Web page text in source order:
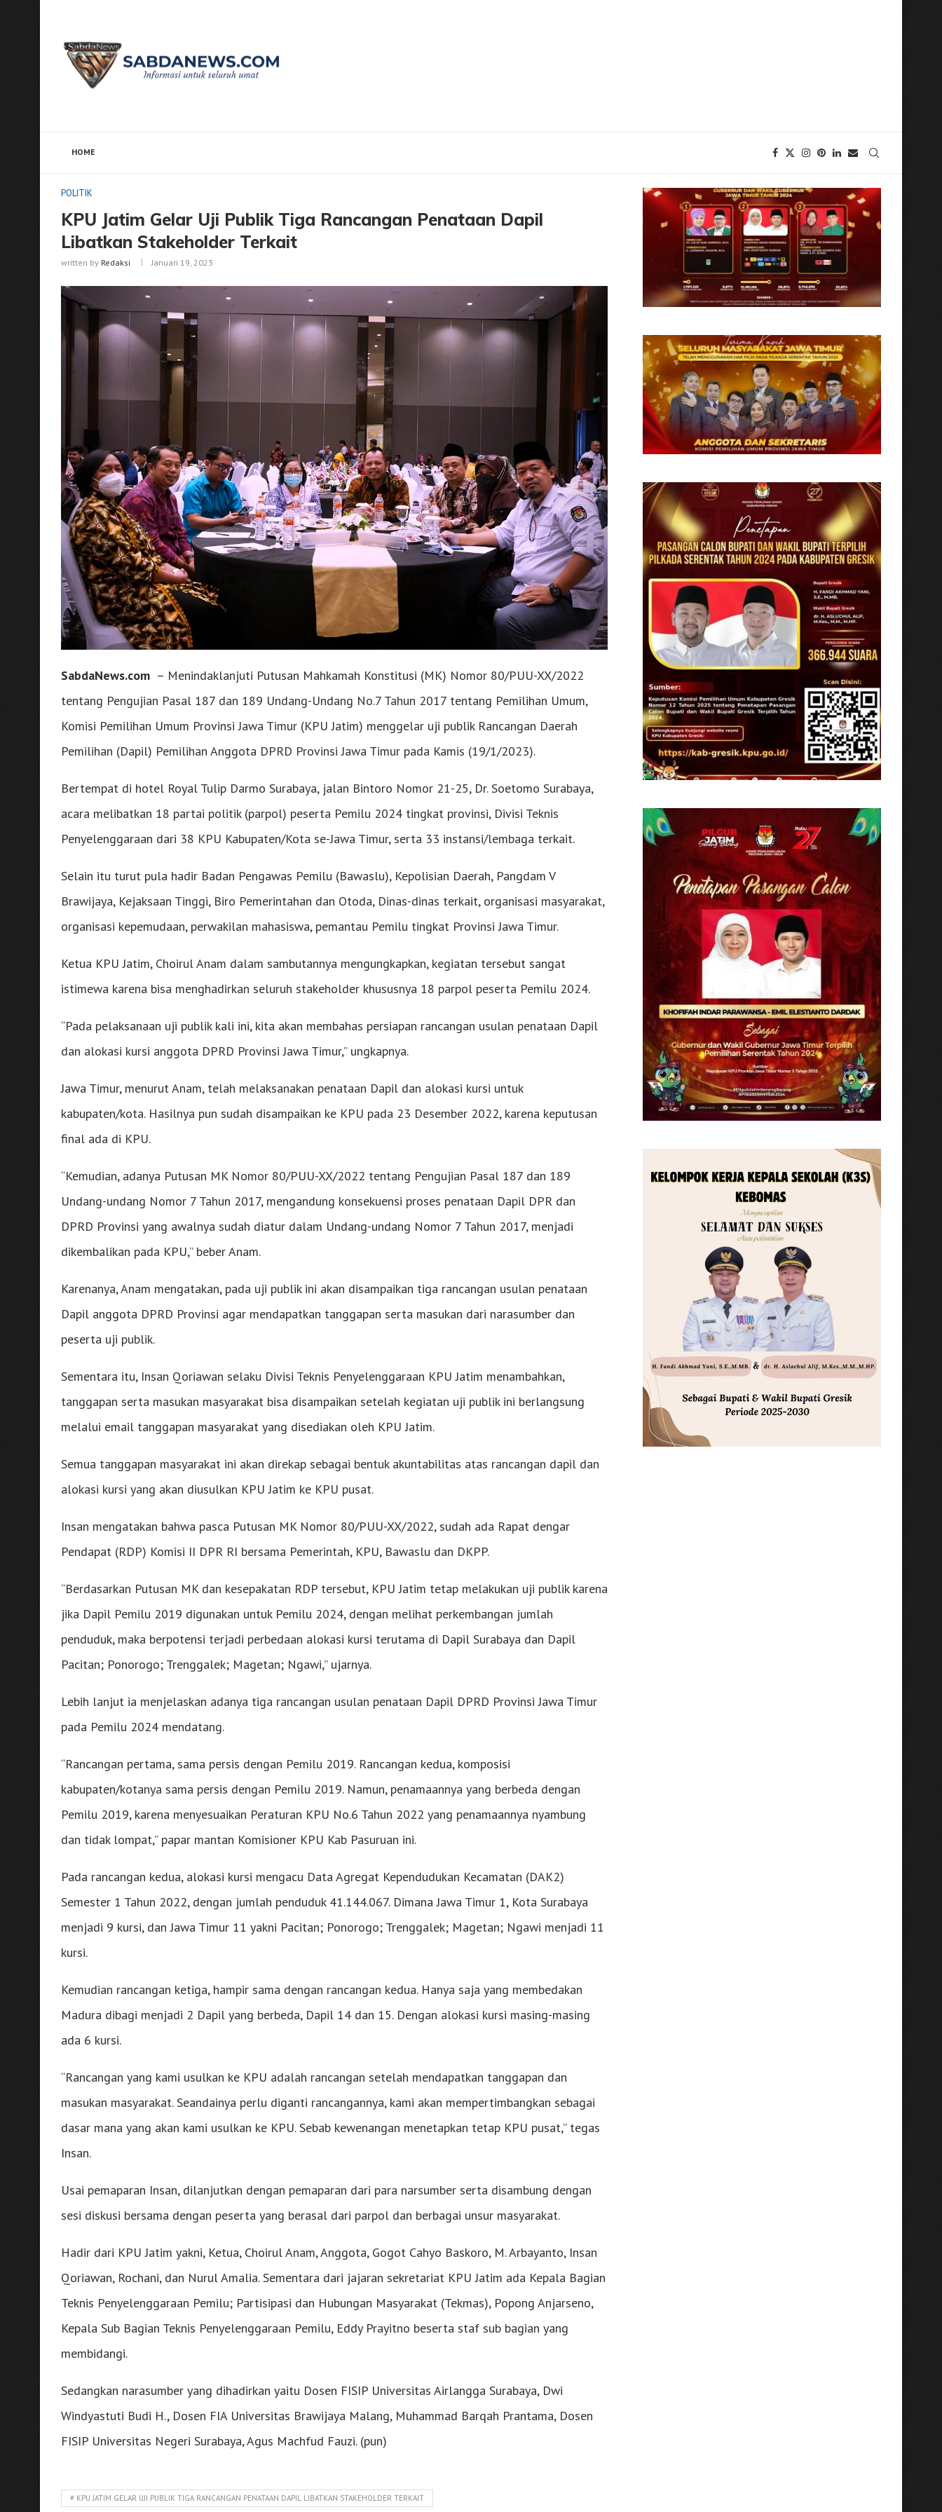
HOME
POLITIK
KPU Jatim Gelar Uji Publik Tiga Rancangan Penataan Dapil
Libatkan Stakeholder Terkait
written by Redaksi Januari 19, 2023
SabdaNews.com – Menindaklanjuti Putusan Mahkamah Konstitusi (MK) Nomor 80/PUU-XX/2022
tentang Pengujian Pasal 187 dan 189 Undang-Undang No.7 Tahun 2017 tentang Pemilihan Umum,
Komisi Pemilihan Umum Provinsi Jawa Timur (KPU Jatim) menggelar uji publik Rancangan Daerah
Pemilihan (Dapil) Pemilihan Anggota DPRD Provinsi Jawa Timur pada Kamis (19/1/2023).
Bertempat di hotel Royal Tulip Darmo Surabaya, jalan Bintoro Nomor 21-25, Dr. Soetomo Surabaya,
acara melibatkan 18 partai politik (parpol) peserta Pemilu 2024 tingkat provinsi, Divisi Teknis
Penyelenggaraan dari 38 KPU Kabupaten/Kota se-Jawa Timur, serta 33 instansi/lembaga terkait.
Selain itu turut pula hadir Badan Pengawas Pemilu (Bawaslu), Kepolisian Daerah, Pangdam V
Brawijaya, Kejaksaan Tinggi, Biro Pemerintahan dan Otoda, Dinas-dinas terkait, organisasi masyarakat,
organisasi kepemudaan, perwakilan mahasiswa, pemantau Pemilu tingkat Provinsi Jawa Timur.
Ketua KPU Jatim, Choirul Anam dalam sambutannya mengungkapkan, kegiatan tersebut sangat
istimewa karena bisa menghadirkan seluruh stakeholder khususnya 18 parpol peserta Pemilu 2024.
“Pada pelaksanaan uji publik kali ini, kita akan membahas persiapan rancangan usulan penataan Dapil
dan alokasi kursi anggota DPRD Provinsi Jawa Timur,” ungkapnya.
Jawa Timur, menurut Anam, telah melaksanakan penataan Dapil dan alokasi kursi untuk
kabupaten/kota. Hasilnya pun sudah disampaikan ke KPU pada 23 Desember 2022, karena keputusan
final ada di KPU.
“Kemudian, adanya Putusan MK Nomor 80/PUU-XX/2022 tentang Pengujian Pasal 187 dan 189
Undang-undang Nomor 7 Tahun 2017, mengandung konsekuensi proses penataan Dapil DPR dan
DPRD Provinsi yang awalnya sudah diatur dalam Undang-undang Nomor 7 Tahun 2017, menjadi
dikembalikan pada KPU,” beber Anam.
Karenanya, Anam mengatakan, pada uji publik ini akan disampaikan tiga rancangan usulan penataan
Dapil anggota DPRD Provinsi agar mendapatkan tanggapan serta masukan dari narasumber dan
peserta uji publik.
Sementara itu, Insan Qoriawan selaku Divisi Teknis Penyelenggaraan KPU Jatim menambahkan,
tanggapan serta masukan masyarakat bisa disampaikan setelah kegiatan uji publik ini berlangsung
melalui email tanggapan masyarakat yang disediakan oleh KPU Jatim.
Semua tanggapan masyarakat ini akan direkap sebagai bentuk akuntabilitas atas rancangan dapil dan
alokasi kursi yang akan diusulkan KPU Jatim ke KPU pusat.
Insan mengatakan bahwa pasca Putusan MK Nomor 80/PUU-XX/2022, sudah ada Rapat dengar
Pendapat (RDP) Komisi II DPR RI bersama Pemerintah, KPU, Bawaslu dan DKPP.
“Berdasarkan Putusan MK dan kesepakatan RDP tersebut, KPU Jatim tetap melakukan uji publik karena
jika Dapil Pemilu 2019 digunakan untuk Pemilu 2024, dengan melihat perkembangan jumlah
penduduk, maka berpotensi terjadi perbedaan alokasi kursi terutama di Dapil Surabaya dan Dapil
Pacitan; Ponorogo; Trenggalek; Magetan; Ngawi,” ujarnya.
Lebih lanjut ia menjelaskan adanya tiga rancangan usulan penataan Dapil DPRD Provinsi Jawa Timur
pada Pemilu 2024 mendatang.
“Rancangan pertama, sama persis dengan Pemilu 2019. Rancangan kedua, komposisi
kabupaten/kotanya sama persis dengan Pemilu 2019. Namun, penamaannya yang berbeda dengan
Pemilu 2019, karena menyesuaikan Peraturan KPU No.6 Tahun 2022 yang penamaannya nyambung
dan tidak lompat,” papar mantan Komisioner KPU Kab Pasuruan ini.
Pada rancangan kedua, alokasi kursi mengacu Data Agregat Kependudukan Kecamatan (DAK2)
Semester 1 Tahun 2022, dengan jumlah penduduk 41.144.067. Dimana Jawa Timur 1, Kota Surabaya
menjadi 9 kursi, dan Jawa Timur 11 yakni Pacitan; Ponorogo; Trenggalek; Magetan; Ngawi menjadi 11
kursi.
Kemudian rancangan ketiga, hampir sama dengan rancangan kedua. Hanya saja yang membedakan
Madura dibagi menjadi 2 Dapil yang berbeda, Dapil 14 dan 15. Dengan alokasi kursi masing-masing
ada 6 kursi.
“Rancangan yang kami usulkan ke KPU adalah rancangan setelah mendapatkan tanggapan dan
masukan masyarakat. Seandainya perlu diganti rancangannya, kami akan mempertimbangkan sebagai
dasar mana yang akan kami usulkan ke KPU. Sebab kewenangan menetapkan tetap KPU pusat,” tegas
Insan.
Usai pemaparan Insan, dilanjutkan dengan pemaparan dari para narsumber serta disambung dengan
sesi diskusi bersama dengan peserta yang berasal dari parpol dan berbagai unsur masyarakat.
Hadir dari KPU Jatim yakni, Ketua, Choirul Anam, Anggota, Gogot Cahyo Baskoro, M. Arbayanto, Insan
Qoriawan, Rochani, dan Nurul Amalia. Sementara dari jajaran sekretariat KPU Jatim ada Kepala Bagian
Teknis Penyelenggaraan Pemilu; Partisipasi dan Hubungan Masyarakat (Tekmas), Popong Anjarseno,
Kepala Sub Bagian Teknis Penyelenggaraan Pemilu, Eddy Prayitno beserta staf sub bagian yang
membidangi.
Sedangkan narasumber yang dihadirkan yaitu Dosen FISIP Universitas Airlangga Surabaya, Dwi
Windyastuti Budi H., Dosen FIA Universitas Brawijaya Malang, Muhammad Barqah Prantama, Dosen
FISIP Universitas Negeri Surabaya, Agus Machfud Fauzi. (pun)
# KPU JATIM GELAR UJI PUBLIK TIGA RANCANGAN PENATAAN DAPIL LIBATKAN STAKEHOLDER TERKAIT